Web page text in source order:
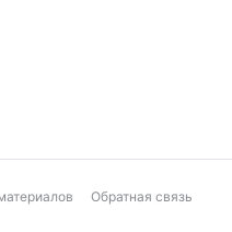
Обратная связь